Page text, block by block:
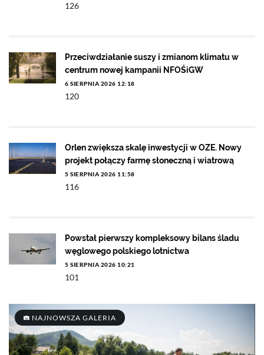
126
Przeciwdziałanie suszy i zmianom klimatu w
centrum nowej kampanii NFOŚiGW
6 SIERPNIA 2026 12:18
120
Orlen zwiększa skalę inwestycji w OZE. Nowy
projekt połączy farmę słoneczną i wiatrową
5 SIERPNIA 2026 11:58
116
Powstał pierwszy kompleksowy bilans śladu
węglowego polskiego lotnictwa
5 SIERPNIA 2026 10:21
101
NAJNOWSZA GALERIA